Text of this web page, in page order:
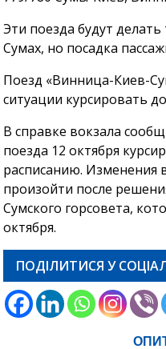
Эти поезда будут
Сумах, но посадка
Поезд «Винница-Киев-
ситуации курсировать
В справке вокзала
поезда 12 октября
расписанию. Изменения
произойти после
Сумского горсовета,
октября.
ПОДІЛИТИСЯ У